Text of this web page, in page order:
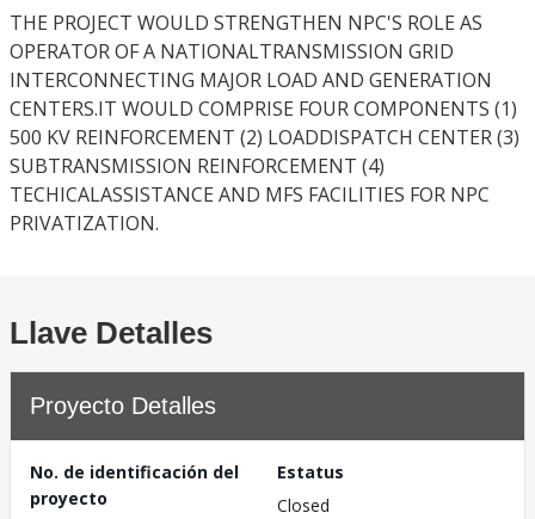
THE PROJECT WOULD STRENGTHEN NPC'S ROLE AS
OPERATOR OF A NATIONALTRANSMISSION GRID
INTERCONNECTING MAJOR LOAD AND GENERATION
CENTERS.IT WOULD COMPRISE FOUR COMPONENTS (1)
500 KV REINFORCEMENT (2) LOADDISPATCH CENTER (3)
SUBTRANSMISSION REINFORCEMENT (4)
TECHICALASSISTANCE AND MFS FACILITIES FOR NPC
PRIVATIZATION.
Llave Detalles
Proyecto Detalles
No. de identificación del
proyecto
Estatus
Closed